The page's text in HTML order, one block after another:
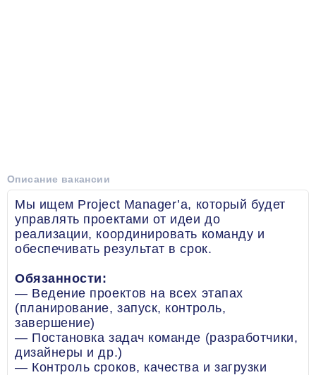
Описание вакансии
Мы ищем Project Manager’а, который будет
управлять проектами от идеи до
реализации, координировать команду и
обеспечивать результат в срок.
Обязанности:
— Ведение проектов на всех этапах
(планирование, запуск, контроль,
завершение)
— Постановка задач команде (разработчики,
дизайнеры и др.)
— Контроль сроков, качества и загрузки